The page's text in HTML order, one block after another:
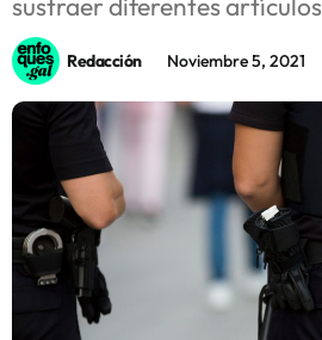
Sostenibilidad
Redacción Noviembre 5, 2021